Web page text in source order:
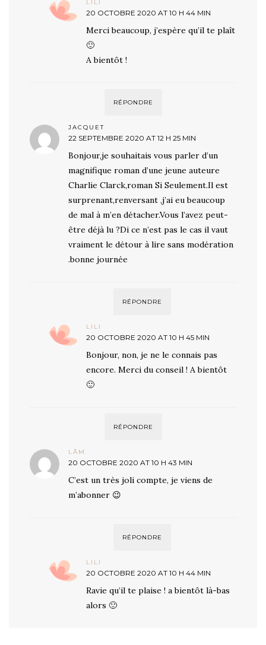
20 OCTOBRE 2020 AT 10 H 44 MIN
Merci beaucoup, j’espère qu’il te plaît
🙂
A bientôt !
RÉPONDRE
JACQUET
22 SEPTEMBRE 2020 AT 12 H 25 MIN
Bonjour,je souhaitais vous parler d’un
magnifique roman d’une jeune auteure
Charlie Clarck,roman Si Seulement.Il est
surprenant,renversant ,j’ai eu beaucoup
de mal à m’en détacher.Vous l’avez peut-
être déjà lu ?Di ce n’est pas le cas il vaut
vraiment le détour à lire sans modération
.bonne journée
RÉPONDRE
LILI
20 OCTOBRE 2020 AT 10 H 45 MIN
Bonjour, non, je ne le connais pas
encore. Merci du conseil ! A bientôt
🙂
RÉPONDRE
LÂM
20 OCTOBRE 2020 AT 10 H 43 MIN
C’est un très joli compte, je viens de
m’abonner 😉
RÉPONDRE
LILI
20 OCTOBRE 2020 AT 10 H 44 MIN
Ravie qu’il te plaise ! a bientôt là-bas
alors 🙂